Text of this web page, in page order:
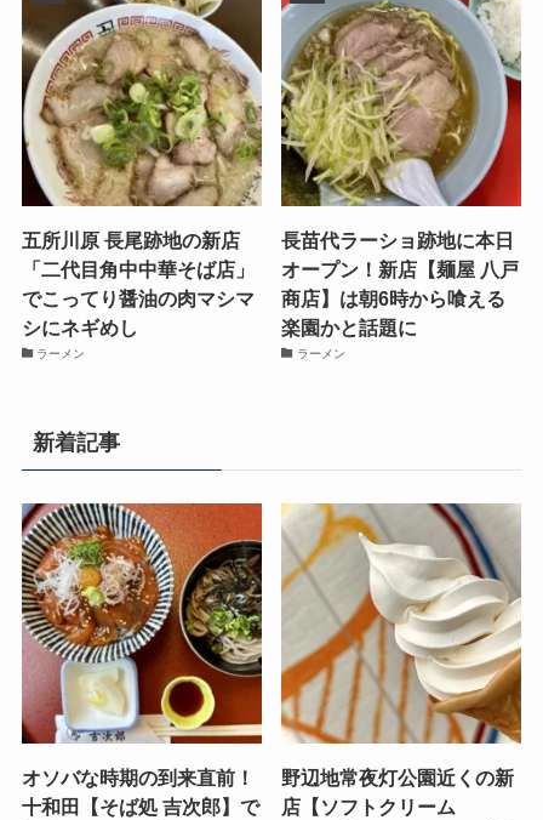
五所川原 長尾跡地の新店
「二代目角中中華そば店」
でこってり醤油の肉マシマ
シにネギめし
ラーメン
長苗代ラーショ跡地に本日
オープン！新店【麺屋 八戸
商店】は朝6時から喰える
楽園かと話題に
ラーメン
新着記事
オソバな時期の到来直前！
十和田【そば処 吉次郎】で
野辺地常夜灯公園近くの新
店【ソフトクリーム